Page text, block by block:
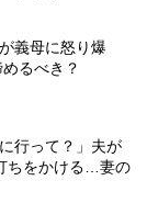
義母に怒り爆
るべき？
行って？」夫が
ちをかける…妻の